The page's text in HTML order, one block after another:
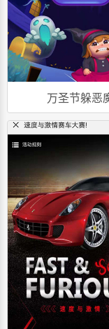
万圣节躲恶